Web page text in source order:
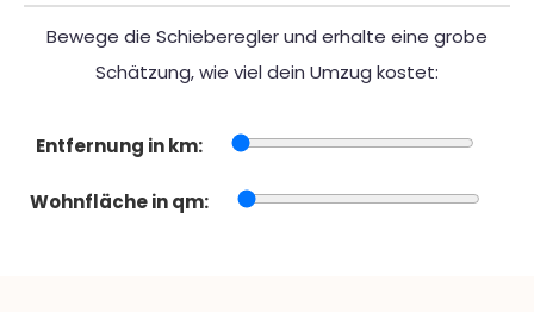
Bewege die Schieberegler und erhalte eine grobe
Schätzung, wie viel dein Umzug kostet:
Entfernung in km:
Wohnfläche in qm: